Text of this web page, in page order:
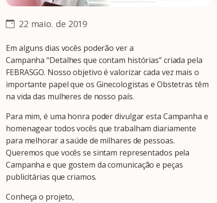
22 maio. de 2019
Em alguns dias vocês poderão ver a
Campanha “Detalhes que contam histórias” criada pela
FEBRASGO. Nosso objetivo é valorizar cada vez mais o
importante papel que os Ginecologistas e Obstetras têm
na vida das mulheres de nosso país.
Para mim, é uma honra poder divulgar esta Campanha e
homenagear todos vocês que trabalham diariamente
para melhorar a saúde de milhares de pessoas.
Queremos que vocês se sintam representados pela
Campanha e que gostem da comunicação e peças
publicitárias que criamos.
Conheça o projeto,